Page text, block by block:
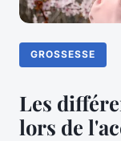
GROSSESSE
Les
lors de